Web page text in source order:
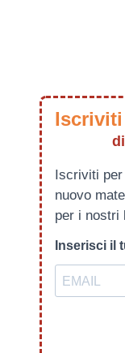
Iscriviti
nuovo
per i nostri
Inserisci il